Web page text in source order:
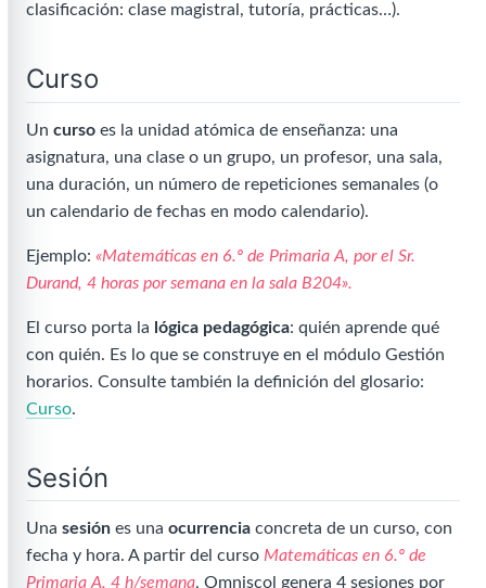
clasificación: clase magistral, tutoría, prácticas…).
Curso
Un curso es la unidad atómica de enseñanza: una
asignatura, una clase o un grupo, un profesor, una sala,
una duración, un número de repeticiones semanales (o
un calendario de fechas en modo calendario).
Ejemplo: «Matemáticas en 6.º de Primaria A, por el Sr.
Durand, 4 horas por semana en la sala B204».
El curso porta la lógica pedagógica: quién aprende qué
con quién. Es lo que se construye en el módulo Gestión
horarios. Consulte también la definición del glosario:
Curso.
Sesión
Una sesión es una ocurrencia concreta de un curso, con
fecha y hora. A partir del curso Matemáticas en 6.º de
Primaria A, 4 h/semana, Omniscol genera 4 sesiones por